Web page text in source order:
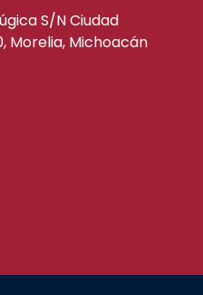
S/N Ciudad
Morelia, Michoacán